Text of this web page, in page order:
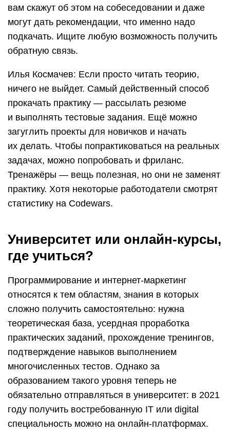
вам скажут об этом на собеседовании и даже
могут дать рекомендации, что именно надо
подкачать. Ищите любую возможность получить
обратную связь.
Илья Космачев: Если просто читать теорию,
ничего не выйдет. Самый действенный способ
прокачать практику — рассылать резюме
и выполнять тестовые задания. Ещё можно
загуглить проекты для новичков и начать
их делать. Чтобы попрактиковаться на реальных
задачах, можно попробовать и фриланс.
Тренажёры — вещь полезная, но они не заменят
практику. Хотя некоторые работодатели смотрят
статистику на Сodewars.
Университет или онлайн-курсы,
где учиться?
Программирование и интернет-маркетинг
относятся к тем областям, знания в которых
сложно получить самостоятельно: нужна
теоретическая база, усердная проработка
практических заданий, прохождение тренингов,
подтверждение навыков выполнением
многочисленных тестов. Однако за
образованием такого уровня теперь не
обязательно отправляться в университет: в 2021
году получить востребованную IT или digital
специальность можно на онлайн-платформах.